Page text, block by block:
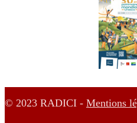
© 2023 RADICI - Mentions